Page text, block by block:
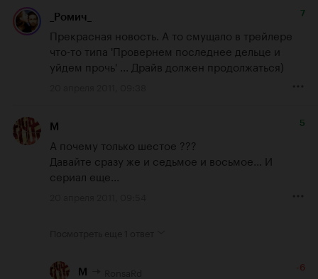
_Ромич_ 7
Прекрасная новость. А то смущало в трейлере
что-то типа 'Провернем последнее дельце и
уйдем прочь' ... Драйв должен продолжаться)
M 5
А почему только шестое ???
Давайте сразу же и седьмое и восьмое... И
сериал еще...
M -6